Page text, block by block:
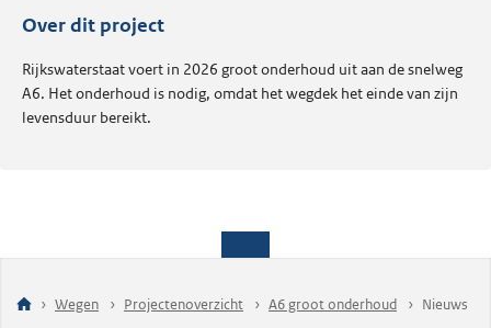
Over dit project
Rijkswaterstaat voert in 2026 groot onderhoud uit aan de snelweg
A6. Het onderhoud is nodig, omdat het wegdek het einde van zijn
levensduur bereikt.
Wegen Projectenoverzicht A6 groot onderhoud Nieuws